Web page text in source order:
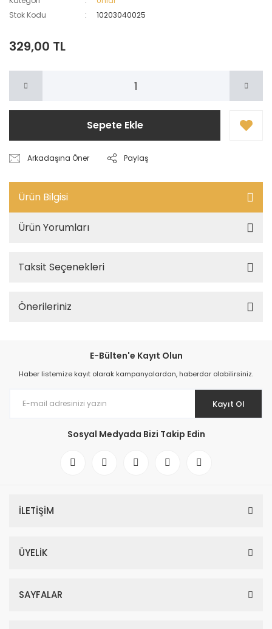
Stok Kodu
10203040025
329,00 TL
Sepete Ekle
Arkadaşına Öner Paylaş
Ürün Bilgisi
Ürün Yorumları
Taksit Seçenekleri
Önerileriniz
E-Bülten'e Kayıt Olun
Haber listemize kayıt olarak kampanyalardan, haberdar olabilirsiniz.
Kayıt Ol
Sosyal Medyada Bizi Takip Edin
İLETİŞİM
ÜYELİK
SAYFALAR